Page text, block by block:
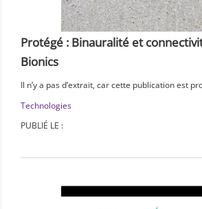
Protégé : Binauralité et
Bionics
Il n’y a pas d’extrait, car cette publication est
Technologies
PUBLIÉ LE :